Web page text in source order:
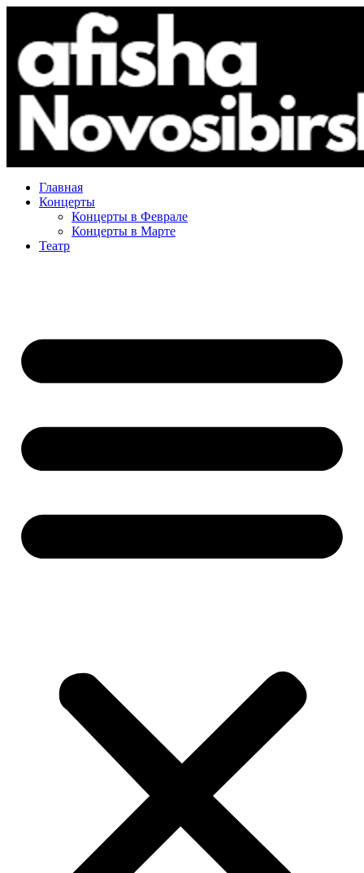
Главная
Концерты
Концерты в Феврале
Концерты в Марте
Театр